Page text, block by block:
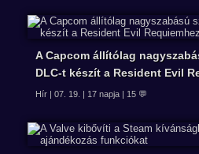
A Capcom állítólag
DLC-t készít a Resident Evil
Hír | 07. 19. | 17 napja | 15 💬